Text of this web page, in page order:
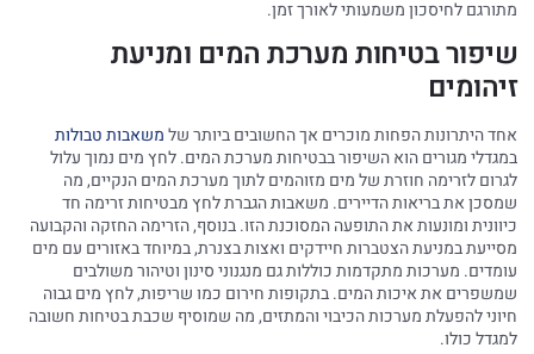
מתורגם לחיסכון משמעותי לאורך זמן.
שיפור בטיחות מערכת המים ומניעת
זיהומים
אחד היתרונות הפחות מוכרים אך החשובים ביותר שלמשאבות טבולות
במגדלי מגורים הוא השיפור בבטיחות מערכת המים. לחץ מים נמוך עלול
לגרום לזרימה חוזרת של מים מזוהמים לתוך מערכת המים הנקיים, מה
שמסכן את בריאות הדיירים. משאבות הגברת לחץ מבטיחות זרימה חד
כיוונית ומונעות את התופעה המסוכנת הזו. בנוסף, הזרימה החזקה והקבועה
מסייעת במניעת הצטברות חיידקים ואצות בצנרת, במיוחד באזורים עם מים
עומדים. מערכות מתקדמות כוללות גם מנגנוני סינון וטיהור משולבים
שמשפרים את איכות המים. בתקופות חירום כמו שריפות, לחץ מים גבוה
חיוני להפעלת מערכות הכיבוי והמתזים, מה שמוסיף שכבת בטיחות חשובה
למגדל כולו.